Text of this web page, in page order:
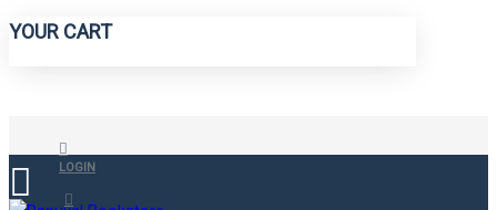
YOUR CART
LOGIN